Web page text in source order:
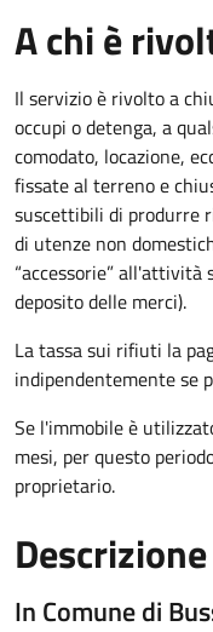
A chi è
Il servizio è rivolto a
occupi o detenga, a
comodato, locazione,
fissate al terreno e
suscettibili di produrre
di utenze non
“accessorie”
deposito delle merci).
La tassa sui rifiuti la
indipendentemente se
Se l'immobile è
mesi, per questo
proprietario.
Descrizione
In Comune di